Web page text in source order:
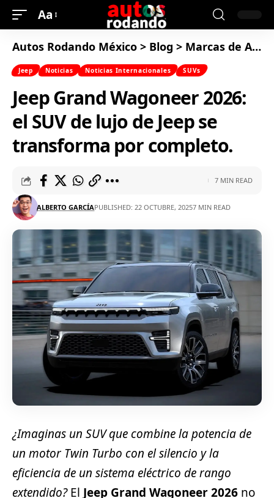
Aa
Autos Rodando México > Blog > Marcas de Autos
Jeep Noticias Noticias Internacionales SUVs
Jeep Grand Wagoneer 2026:
el SUV de lujo de Jeep se
transforma por completo.
ALBERTO GARCÍAPUBLISHED: 22 OCTUBRE, 20257 MIN READ
7 MIN READ
¿Imaginas un SUV que combine la potencia de
un motor Twin Turbo con el silencio y la
eficiencia de un sistema eléctrico de rango
extendido?El Jeep Grand Wagoneer 2026 no